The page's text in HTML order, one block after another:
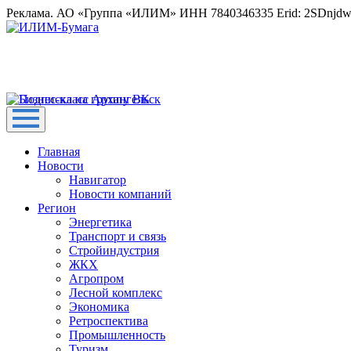
Реклама. АО «Группа «ИЛИМ» ИНН 7840346335 Erid:
Главная
Новости
Навигатор
Новости компаний
Регион
Энергетика
Транспорт и связь
Стройиндустрия
ЖКХ
Агропром
Лесной комплекс
Экономика
Ретроспектива
Промышленность